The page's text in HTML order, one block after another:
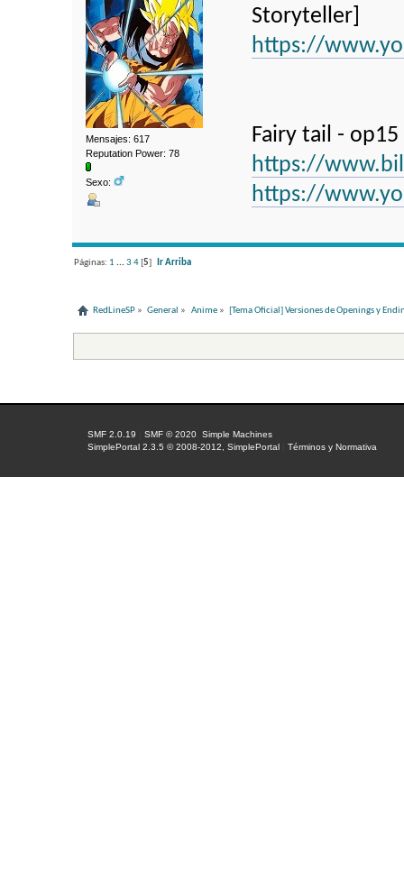
Mensajes: 617
Reputation Power: 78
Sexo:
Storyteller]
https://
Fairy tail - op15
https://
https://
Páginas: 1 ...3 4[5] Ir Arriba
RedLineSP » General » Anime» [Tema Oficial] Versiones de Openings y
SMF 2.0.19 |SMF © 2020 ,Simple Machines
SimplePortal 2.3.5 © 2008-2012, SimplePortal
|Términos y Normativa